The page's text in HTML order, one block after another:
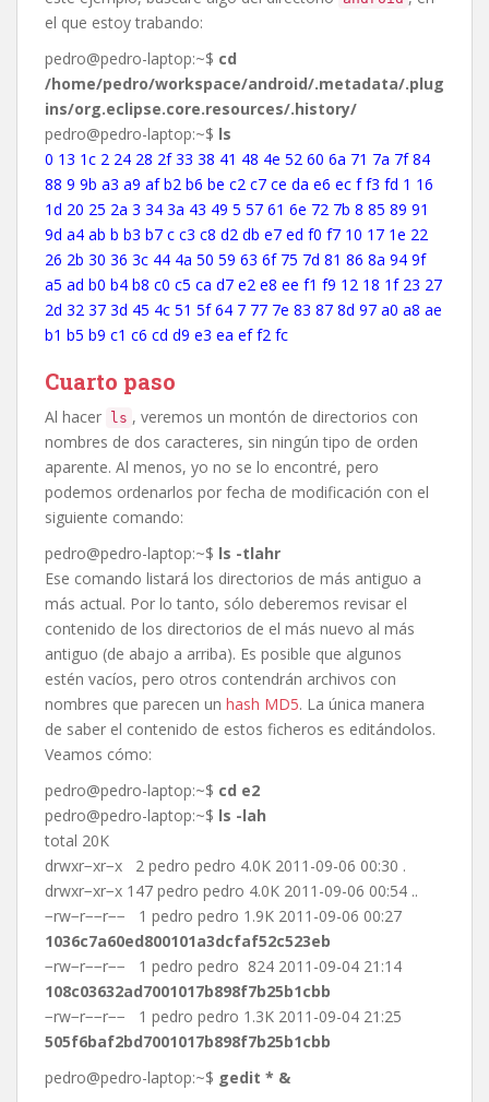
el que estoy trabando:
pedro@pedro-laptop:~$ cd
/home/pedro/workspace/android/.metadata/.plug
ins/org.eclipse.core.resources/.history/
pedro@pedro-laptop:~$ ls
0 13 1c 2 24 28 2f 33 38 41 48 4e 52 60 6a 71 7a 7f 84
88 9 9b a3 a9 af b2 b6 be c2 c7 ce da e6 ec f f3 fd 1 16
1d 20 25 2a 3 34 3a 43 49 5 57 61 6e 72 7b 8 85 89 91
9d a4 ab b b3 b7 c c3 c8 d2 db e7 ed f0 f7 10 17 1e 22
26 2b 30 36 3c 44 4a 50 59 63 6f 75 7d 81 86 8a 94 9f
a5 ad b0 b4 b8 c0 c5 ca d7 e2 e8 ee f1 f9 12 18 1f 23 27
2d 32 37 3d 45 4c 51 5f 64 7 77 7e 83 87 8d 97 a0 a8 ae
b1 b5 b9 c1 c6 cd d9 e3 ea ef f2 fc
Cuarto paso
Al hacer ls , veremos un montón de directorios con
nombres de dos caracteres, sin ningún tipo de orden
aparente. Al menos, yo no se lo encontré, pero
podemos ordenarlos por fecha de modificación con el
siguiente comando:
pedro@pedro-laptop:~$ ls -tlahr
Ese comando listará los directorios de más antiguo a
más actual. Por lo tanto, sólo deberemos revisar el
contenido de los directorios de el más nuevo al más
antiguo (de abajo a arriba). Es posible que algunos
estén vacíos, pero otros contendrán archivos con
nombres que parecen un hash MD5. La única manera
de saber el contenido de estos ficheros es editándolos.
Veamos cómo:
pedro@pedro-laptop:~$ cd e2
pedro@pedro-laptop:~$ ls -lah
total 20K
drwxr−xr−x 2 pedro pedro 4.0K 2011-09-06 00:30 .
drwxr−xr−x 147 pedro pedro 4.0K 2011-09-06 00:54 ..
−rw−r−−r−− 1 pedro pedro 1.9K 2011-09-06 00:27
1036c7a60ed800101a3dcfaf52c523eb
−rw−r−−r−− 1 pedro pedro 824 2011-09-04 21:14
108c03632ad7001017b898f7b25b1cbb
−rw−r−−r−− 1 pedro pedro 1.3K 2011-09-04 21:25
505f6baf2bd7001017b898f7b25b1cbb
pedro@pedro-laptop:~$ gedit * &